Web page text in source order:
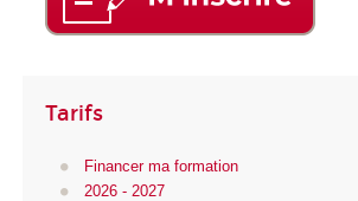
Tarifs
Financer ma formation
2026 - 2027